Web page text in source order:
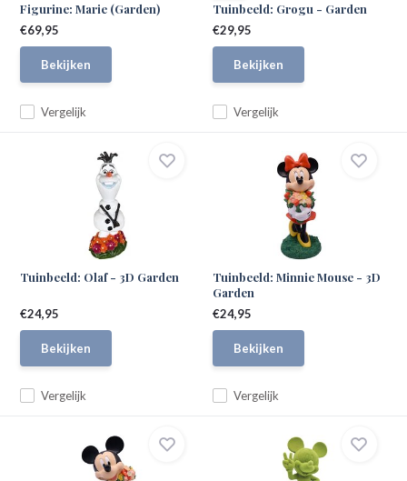
Figurine: Marie (Garden)
Vergelijk
€69,95
Bekijken
Tuinbeeld: Grogu - Garden
Vergelijk
€29,95
Bekijken
Tuinbeeld: Olaf - 3D Garden
Vergelijk
€24,95
Bekijken
Tuinbeeld: Minnie Mouse - 3D
Garden
Vergelijk
€24,95
Bekijken